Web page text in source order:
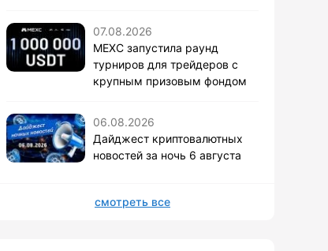
07.08.2026
MEXC запустила раунд
турниров для трейдеров с
крупным призовым фондом
06.08.2026
Дайджест криптовалютных
новостей за ночь 6 августа
смотреть все